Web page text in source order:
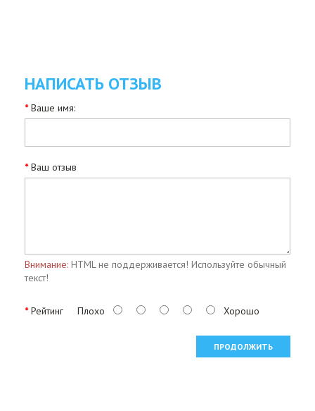
НАПИСАТЬ ОТЗЫВ
Ваше имя:
Ваш отзыв
Внимание: HTML не поддерживается! Используйте обычный
текст!
Рейтинг Плохо Хорошо
ПРОДОЛЖИТЬ